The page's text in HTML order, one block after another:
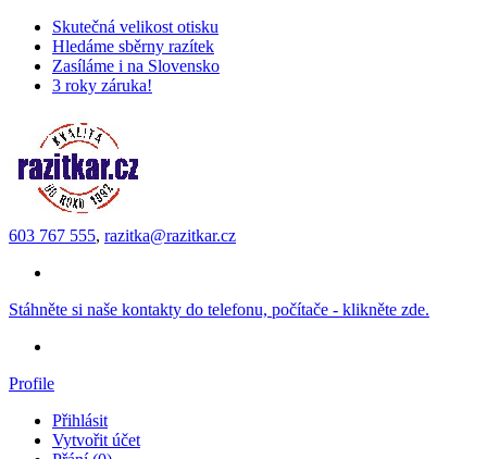
Skutečná velikost otisku
Hledáme sběrny razítek
Zasíláme i na Slovensko
3 roky záruka!
603 767 555, razitka@razitkar.cz
Stáhněte si naše kontakty do telefonu, počítače - klikněte zde.
Profile
Přihlásit
Vytvořit účet